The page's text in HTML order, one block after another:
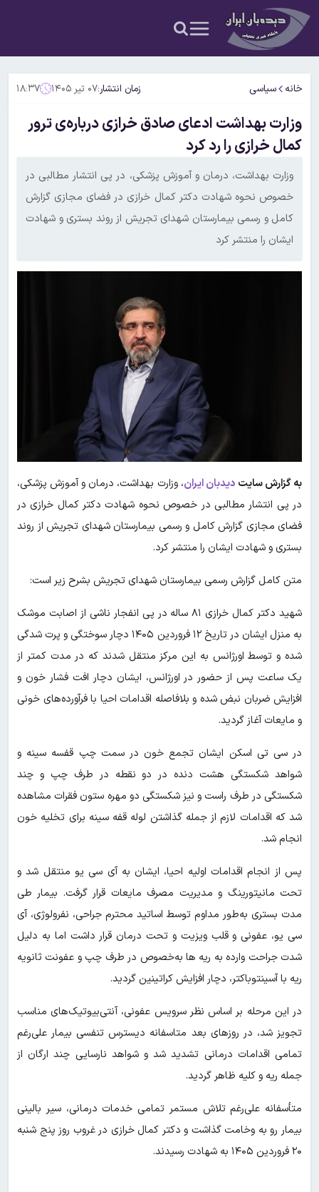
خانه سیاسی زمان انتشار:۰۷ تیر ۱۴۰۵ ۱۸:۳۷
وزارت بهداشت ادعای صادق خرازی درباره‌ی ترور
کمال خرازی را رد کرد
وزارت بهداشت، درمان و آموزش پزشکی، در پی انتشار مطالبی در
خصوص نحوه شهادت دکتر کمال خرازی در فضای مجازی گزارش
کامل و رسمی بیمارستان شهدای تجریش از روند بستری و شهادت
ایشان را منتشر کرد
به گزارش سایت دیدبان ایران، وزارت بهداشت، درمان و آموزش پزشکی،
در پی انتشار مطالبی در خصوص نحوه شهادت دکتر کمال خرازی در
فضای مجازی گزارش کامل و رسمی بیمارستان شهدای تجریش از روند
بستری و شهادت ایشان را منتشر کرد.
متن کامل گزارش رسمی بیمارستان شهدای تجریش بشرح زیر است:
شهید دکتر کمال خرازی ۸۱ ساله در پی انفجار ناشی از اصابت موشک
به منزل ایشان در تاریخ ۱۲ فروردین ۱۴۰۵ دچار سوختگی و پرت ‌شدگی
شده و توسط اورژانس به این مرکز منتقل شدند که در مدت کمتر از
یک ساعت پس از حضور در اورژانس، ایشان دچار افت فشار خون و
افزایش ضربان نبض شده و بلافاصله اقدامات احیا با فرآورده‌های خونی
و مایعات آغاز گردید.
در سی تی اسکن ایشان تجمع خون در سمت چپ قفسه سینه و
شواهد شکستگی هشت دنده‌ در دو نقطه در طرف چپ و چند
شکستگی در طرف راست و نیز شکستگی دو مهره ستون فقرات مشاهده
شد که اقدامات لازم از جمله گذاشتن لوله قفه سینه برای تخلیه خون
انجام شد.
پس از انجام اقدامات اولیه احیا، ایشان به آی سی یو منتقل شد و
تحت مانیتورینگ و مدیریت مصرف مایعات قرار گرفت. بیمار طی
مدت بستری به‌طور مداوم توسط اساتید محترم جراحی، نفرولوژی، آی
سی یو، عفونی و قلب ویزیت و تحت درمان قرار داشت اما به دلیل
شدت جراحت وارده به ریه ها به‌خصوص در طرف چپ و عفونت ثانویه
ریه با آسینتوباکتر، دچار افزایش کراتینین گردید.
در این مرحله بر اساس نظر سرویس عفونی، آنتی‌بیوتیک‌های مناسب
تجویز شد، در روزهای بعد متاسفانه دیسترس تنفسی بیمار علی‌رغم
تمامی اقدامات درمانی تشدید شد و شواهد نارسایی چند ارگان از
جمله ریه و کلیه ظاهر گردید.
متأسفانه علی‌رغم تلاش مستمر تمامی خدمات درمانی، سیر بالینی
بیمار رو به وخامت گذاشت و دکتر کمال خرازی در غروب روز پنج شنبه
۲۰ فروردین ۱۴۰۵ به شهادت رسیدند.